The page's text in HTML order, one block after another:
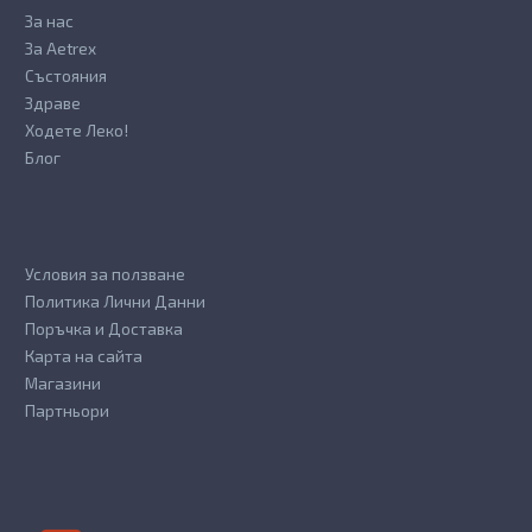
За нас
За Aetrex
Състояния
Здраве
Ходете Леко!
Блог
Условия за ползване
Политика Лични Данни
Поръчка и Доставка
Карта на сайта
Магазини
Партньори